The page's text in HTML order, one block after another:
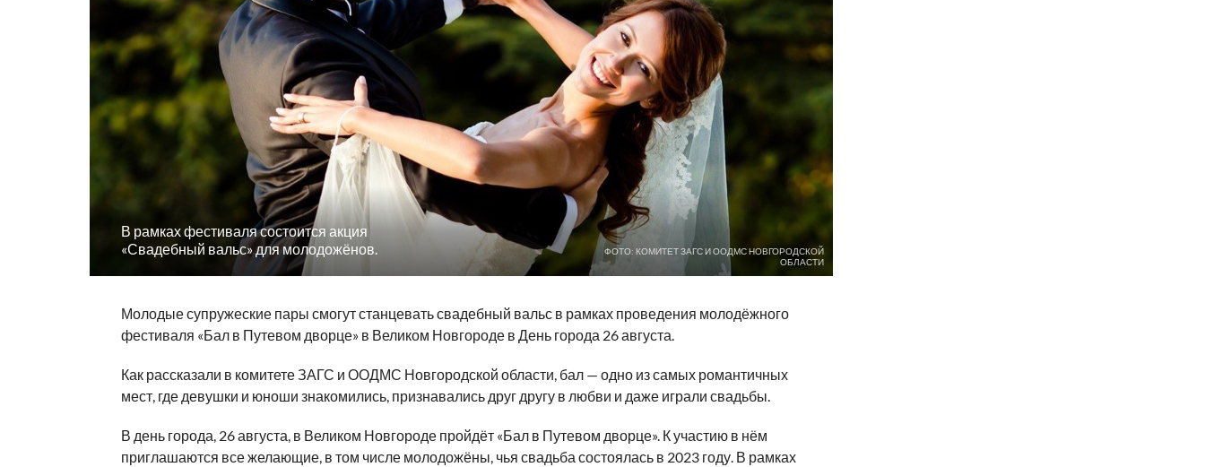
В рамках фестиваля состоится акция
«Свадебный вальс» для молодожёнов.
ФОТО: КОМИТЕТ ЗАГС И ООДМС НОВГОРОДСКОЙ
ОБЛАСТИ
Молодые супружеские пары смогут станцевать свадебный вальс в рамках проведения молодёжного
фестиваля «Бал в Путевом дворце» в Великом Новгороде в День города 26 августа.
Как рассказали в комитете ЗАГС и ООДМС Новгородской области, бал — одно из самых романтичных
мест, где девушки и юноши знакомились, признавались друг другу в любви и даже играли свадьбы.
В день города, 26 августа, в Великом Новгороде пройдёт «Бал в Путевом дворце». К участию в нём
приглашаются все желающие, в том числе молодожёны, чья свадьба состоялась в 2023 году. В рамках